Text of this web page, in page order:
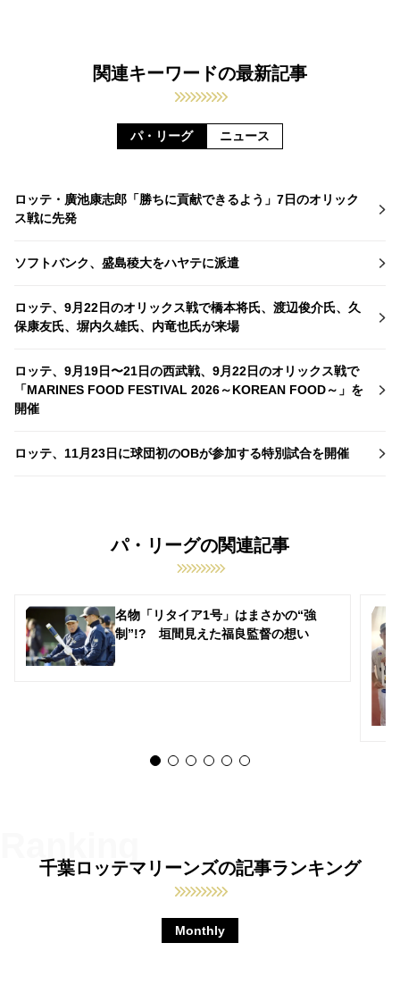
関連キーワードの最新記事
パ・リーグ ニュース
ロッテ・廣池康志郎「勝ちに貢献できるよう」7日のオリック
ス戦に先発
ソフトバンク、盛島稜大をハヤテに派遣
ロッテ、9月22日のオリックス戦で橋本将氏、渡辺俊介氏、久
保康友氏、塀内久雄氏、内竜也氏が来場
ロッテ、9月19日〜21日の西武戦、9月22日のオリックス戦で
「MARINES FOOD FESTIVAL 2026～KOREAN FOOD～」を
開催
ロッテ、11月23日に球団初のOBが参加する特別試合を開催
パ・リーグの関連記事
名物「リタイア1号」はまさかの“強
制”!? 垣間見えた福良監督の想い
千葉ロッテマリーンズの記事ランキング
Monthly